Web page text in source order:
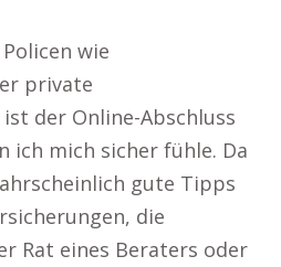
wie
private
der Online-Abschluss
ich mich sicher fühle. Da
gute Tipps
die
Rat eines Beraters oder